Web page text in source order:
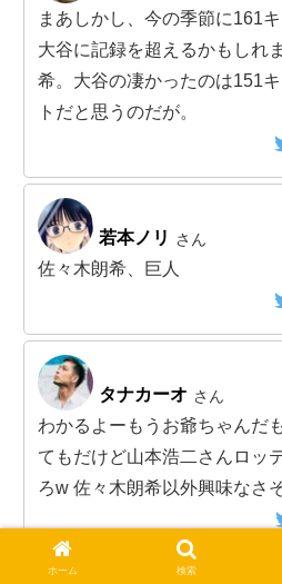
まあしかし、今の季節に161
大谷に記録を超えるかもしれ
希。大谷の凄かったのは151
トだと思うのだが。
若本ノリ さん
佐々木朗希、巨人
タナカーオ さん
わかるよーもうお爺ちゃんだ
てもだけど山本浩二さんロッ
ろw 佐々木朗希以外興味なさ
ホーム 検索